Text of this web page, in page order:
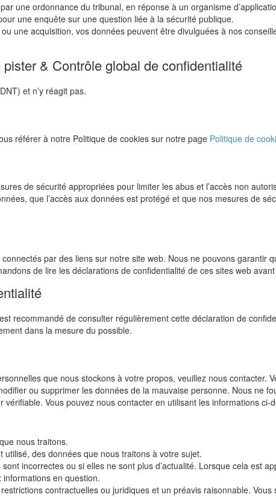
une ordonnance du tribunal, en réponse à un organisme
une enquête sur une question liée à la sécurité publique.
une acquisition, vos données peuvent être divulguées à nos
& Contrôle global de confidentialité
et n’y réagit pas.
référer à notre Politique de cookies sur notre page Politique de
de sécurité appropriées pour limiter les abus et l’accès non
que l’accès aux données est protégé et que nos mesures de
par des liens sur notre site web. Nous ne pouvons garantir
de lire les déclarations de confidentialité de ces sites web
recommandé de consulter régulièrement cette déclaration de
dans la mesure du possible.
que nous stockons à votre propos, veuillez nous contacter.
ou supprimer les données de la mauvaise personne. Nous ne
Vous pouvez nous contacter en utilisant les informations ci-
nous traitons.
des données que nous traitons à votre sujet.
incorrectes ou si elles ne sont plus d’actualité. Lorsque cela est
en question.
contractuelles ou juridiques et un préavis raisonnable.